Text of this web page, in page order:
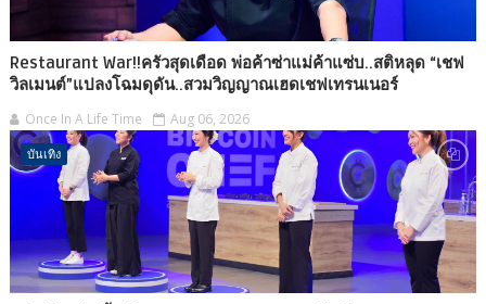
Restaurant War!!ครัวสุดเดือด พ่อค้าซ่าแม่ค้าแซ่บ..สติหลุด “เชฟ
วิลเมนต์”แปลงโฉมดุดัน..สวมวิญญาณเฮดเชฟเทรนเนอร์
Once In A Life Time Aug 06, 2026
บันเทิง